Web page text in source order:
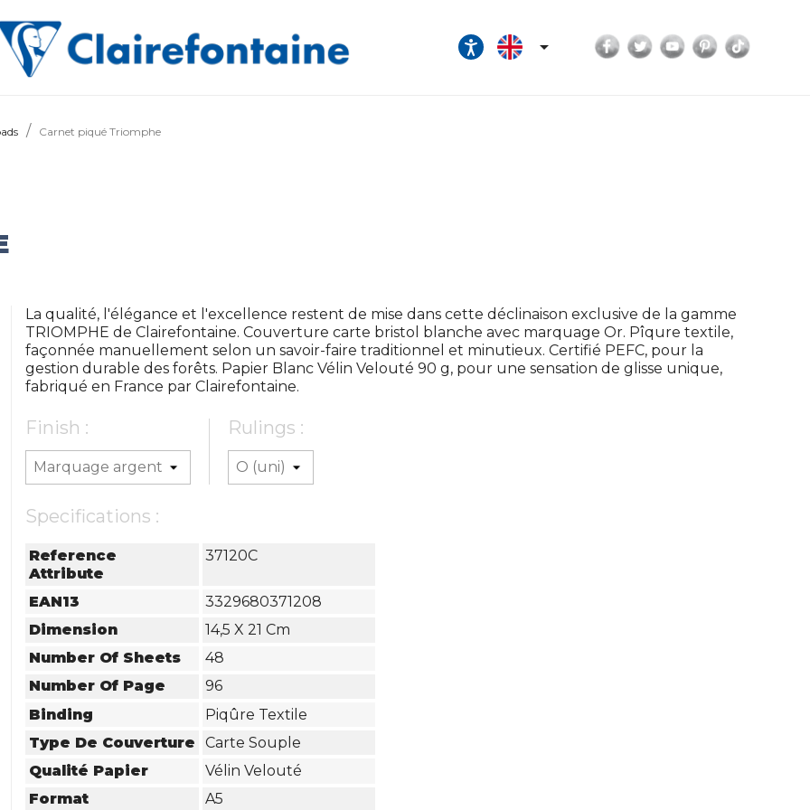
 Facebook
TwitterYouTubePinterest
Carnet piqué Triomphe
La qualité, l'élégance et l'excellence restent de mise dans cette déclinaison exclusive de la gamme
TRIOMPHE de Clairefontaine. Couverture carte bristol blanche avec marquage Or. Pîqure textile,
façonnée manuellement selon un savoir-faire traditionnel et minutieux. Certifié PEFC, pour la
gestion durable des forêts. Papier Blanc Vélin Velouté 90 g, pour une sensation de glisse unique,
fabriqué en France par Clairefontaine.
Finish : Rulings :
Specifications :
Reference
Attribute
37120C
EAN13
3329680371208
Dimension
14,5 X 21 Cm
Number Of Sheets
48
Number Of Page
96
Binding
Piqûre Textile
Type De Couverture
Carte Souple
Qualité Papier
Vélin Velouté
Format
A5